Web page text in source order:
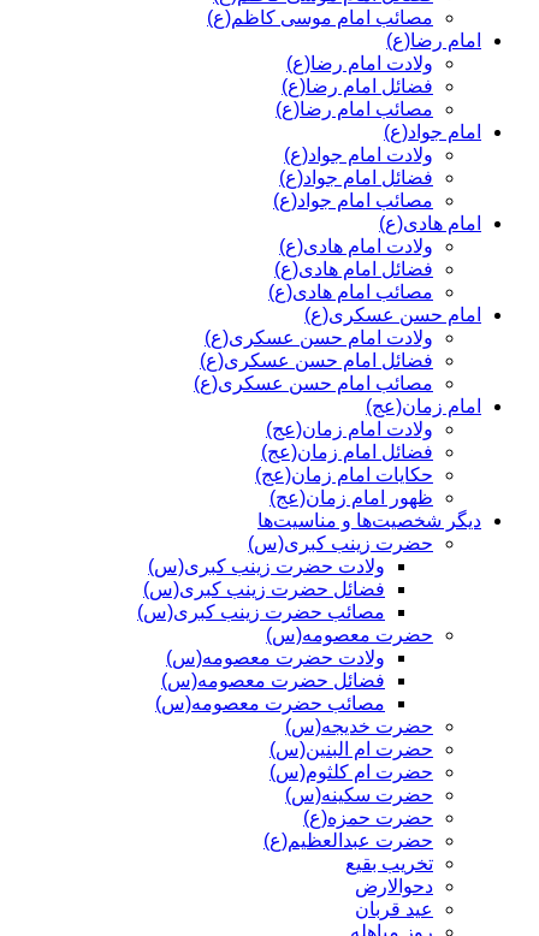
مصائب امام موسی کاظم(ع)
امام رضا(ع)
ولادت امام رضا(ع)
فضائل امام رضا(ع)
مصائب امام رضا(ع)
امام جواد(ع)
ولادت امام جواد(ع)
فضائل امام جواد(ع)
مصائب امام جواد(ع)
امام هادی(ع)
ولادت امام هادی(ع)
فضائل امام هادی(ع)
مصائب امام هادی(ع)
امام حسن عسکری(ع)
ولادت امام حسن عسکری(ع)
فضائل امام حسن عسکری(ع)
مصائب امام حسن عسکری(ع)
امام زمان(عج)
ولادت امام زمان(عج)
فضائل امام زمان(عج)
حکایات امام زمان(عج)
ظهور امام زمان(عج)
دیگر شخصیت‌ها و مناسیت‌ها
حضرت زینب کبری(س)
ولادت حضرت زینب کبری(س)
فضائل حضرت زینب کبری(س)
مصائب حضرت زینب کبری(س)
حضرت معصومه(س)
ولادت حضرت معصومه(س)
فضائل حضرت معصومه(س)
مصائب حضرت معصومه(س)
حضرت خدیجه(س)
حضرت ام البنین(س)
حضرت ام کلثوم(س)
حضرت سکینه(س)
حضرت حمزه(ع)
حضرت عبدالعظیم(ع)
تخریب بقیع
دحوالارض
عید قربان
روز مباهله